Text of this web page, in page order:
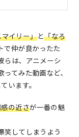
マイリー」と「なろ
で仲が良かったた
らは、アニメーシ
てみた動画など、
います。
の近さが一番の魅
笑してしまうよう